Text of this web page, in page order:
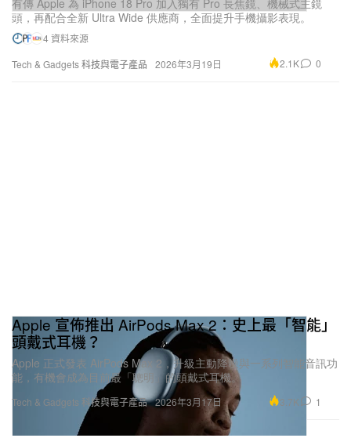
Tech & Gadgets 科技與電子產品
頭，再配合全新 Ultra Wide 供應商，全面提升手機攝影表現。
4 資料來源
2026年3月19日
2.1K 0
Tech & Gadgets 科技與電子產品
Apple 宣佈推出 AirPods Max 2：史上最「智能」
頭戴式耳機？
Apple 正式發表 AirPods Max 2，升級主動降噪與一系列智能音訊功
能，有機會成為目前最「聰明」的頭戴式耳機。
2026年3月17日 3.7K 1